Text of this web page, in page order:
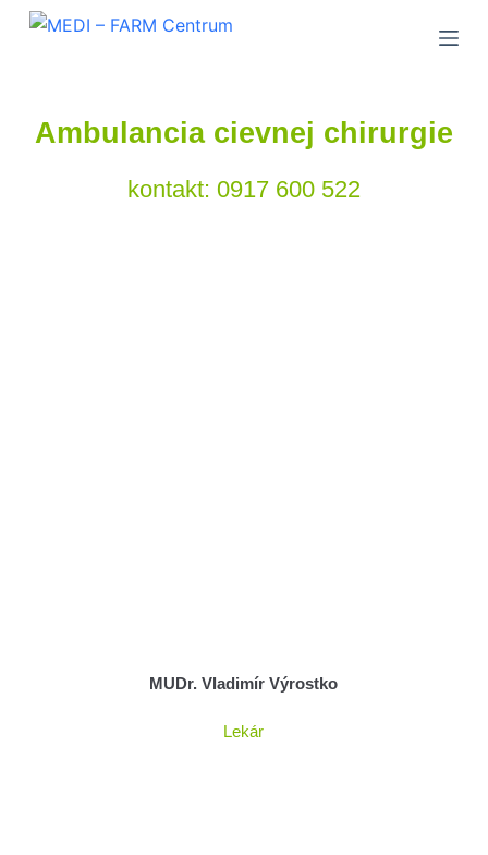
S
Ambulancia cievnej chirurgie
kontakt: 0917 600 522
MUDr. Vladimír Výrostko
Lekár